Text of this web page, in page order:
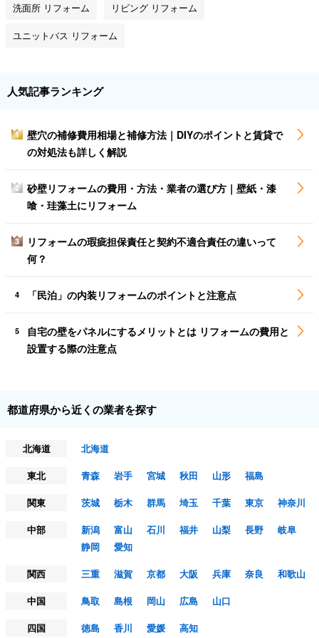
洗面所 リフォーム リビング リフォーム
ユニットバス リフォーム
人気記事ランキング
1
壁穴の補修費用相場と補修方法｜DIYのポイントと賃貸で
の対処法も詳しく解説
2
砂壁リフォームの費用・方法・業者の選び方｜壁紙・漆
喰・珪藻土にリフォーム
3
リフォームの瑕疵担保責任と契約不適合責任の違いって
何？
4 「民泊」の内装リフォームのポイントと注意点
5
自宅の壁をパネルにするメリットとは リフォームの費用と
設置する際の注意点
都道府県から近くの業者を探す
北海道
北海道
東北
青森 岩手 宮城 秋田 山形
福島
関東
茨城 栃木 群馬 埼玉 千葉 東京
神奈川
中部
新潟 富山 石川 福井 山梨 長野
岐阜
静岡
愛知
関西
三重 滋賀 京都 大阪 兵庫 奈良
和歌山
中国
鳥取 島根 岡山 広島
山口
四国
徳島 香川 愛媛 高知